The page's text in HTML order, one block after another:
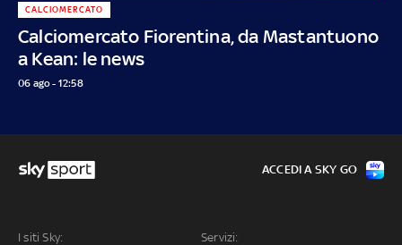
Calciomercato Fiorentina, da Mastantuono
a Kean: le news
CALCIOMERCATO
06 ago - 12:58
I siti Sky: Servizi:
ACCEDI A SKY GO